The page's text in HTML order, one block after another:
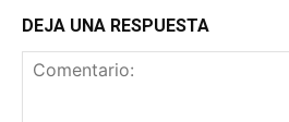
DEJA UNA RESPUESTA